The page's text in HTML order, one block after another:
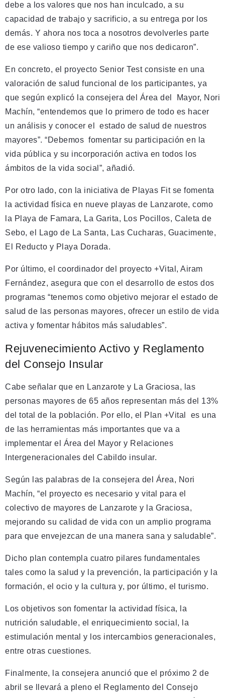
debe a los valores que nos han inculcado, a su
capacidad de trabajo y sacrificio, a su entrega por los
demás. Y ahora nos toca a nosotros devolverles parte
de ese valioso tiempo y cariño que nos dedicaron”.
En concreto, el proyecto Senior Test consiste en una
valoración de salud funcional de los participantes, ya
que según explicó la consejera del Área del Mayor, Nori
Machín, “entendemos que lo primero de todo es hacer
un análisis y conocer el estado de salud de nuestros
mayores”. “Debemos fomentar su participación en la
vida pública y su incorporación activa en todos los
ámbitos de la vida social”, añadió.
Por otro lado, con la iniciativa de Playas Fit se fomenta
la actividad física en nueve playas de Lanzarote, como
la Playa de Famara, La Garita, Los Pocillos, Caleta de
Sebo, el Lago de La Santa, Las Cucharas, Guacimente,
El Reducto y Playa Dorada.
Por último, el coordinador del proyecto +Vital, Airam
Fernández, asegura que con el desarrollo de estos dos
programas “tenemos como objetivo mejorar el estado de
salud de las personas mayores, ofrecer un estilo de vida
activa y fomentar hábitos más saludables”.
Rejuvenecimiento Activo y Reglamento
del Consejo Insular
Cabe señalar que en Lanzarote y La Graciosa, las
personas mayores de 65 años representan más del 13%
del total de la población. Por ello, el Plan +Vital es una
de las herramientas más importantes que va a
implementar el Área del Mayor y Relaciones
Intergeneracionales del Cabildo insular.
Según las palabras de la consejera del Área, Nori
Machín, “el proyecto es necesario y vital para el
colectivo de mayores de Lanzarote y la Graciosa,
mejorando su calidad de vida con un amplio programa
para que envejezcan de una manera sana y saludable”.
Dicho plan contempla cuatro pilares fundamentales
tales como la salud y la prevención, la participación y la
formación, el ocio y la cultura y, por último, el turismo.
Los objetivos son fomentar la actividad física, la
nutrición saludable, el enriquecimiento social, la
estimulación mental y los intercambios generacionales,
entre otras cuestiones.
Finalmente, la consejera anunció que el próximo 2 de
abril se llevará a pleno el Reglamento del Consejo